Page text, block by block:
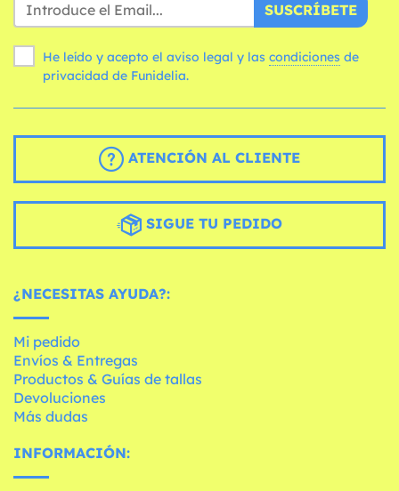
SUSCRÍBETE
He leído y acepto el aviso legal y las condiciones
privacidad de Funidelia.
ATENCIÓN AL CLIENTE
SIGUE TU PEDIDO
¿NECESITAS AYUDA?:
Mi pedido
Envíos & Entregas
Productos & Guías de tallas
Devoluciones
Más dudas
INFORMACIÓN: